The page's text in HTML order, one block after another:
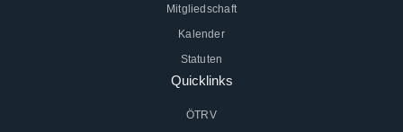
Mitgliedschaft
Kalender
Statuten
Quicklinks
ÖTRV